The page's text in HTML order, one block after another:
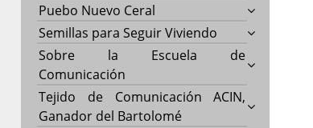
Puebo Nuevo Ceral
Semillas para Seguir Viviendo
Sobre la Escuela de
Comunicación
Tejido de Comunicación ACIN,
Ganador del Bartolomé